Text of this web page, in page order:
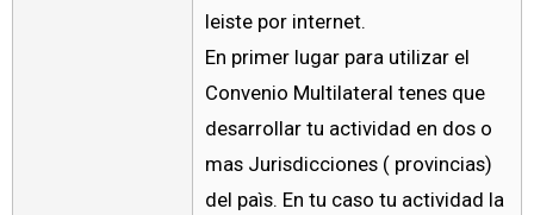
leiste por internet.
En primer lugar para utilizar el
Convenio Multilateral tenes que
desarrollar tu actividad en dos o
mas Jurisdicciones ( provincias)
del paìs. En tu caso tu actividad la